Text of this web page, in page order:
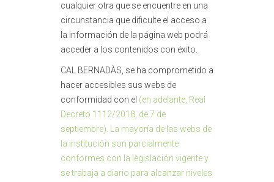
cualquier otra que se encuentre en una
circunstancia que dificulte el acceso a
la información de la página web podrá
acceder a los contenidos con éxito.
CAL BERNADÀS, se ha comprometido a
hacer accesibles sus webs de
conformidad con el (en adelante, Real
Decreto 1112/2018, de 7 de
septiembre). La mayoría de las webs de
la institución son parcialmente
conformes con la legislación vigente y
se trabaja a diario para alcanzar niveles